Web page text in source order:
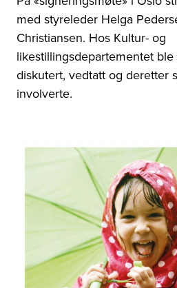
med styreleder Helga
Christiansen. Hos Kultur- og
likestillingsdepartementet
diskutert, vedtatt og deretter
involverte.